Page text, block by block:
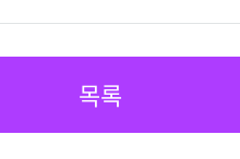
목록